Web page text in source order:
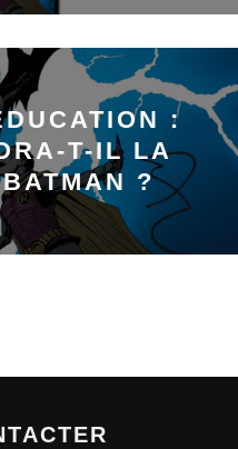
:
T-IL LA
?